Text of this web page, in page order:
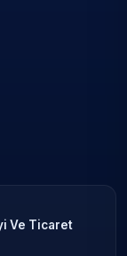
Ve Ticaret